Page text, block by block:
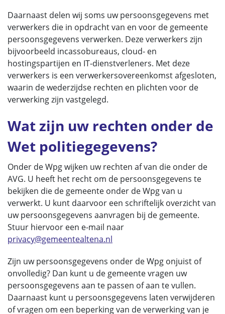
Daarnaast delen wij soms uw persoonsgegevens met
verwerkers die in opdracht van en voor de gemeente
persoonsgegevens verwerken. Deze verwerkers zijn
bijvoorbeeld incassobureaus, cloud- en
hostingspartijen en IT-dienstverleners. Met deze
verwerkers is een verwerkersovereenkomst afgesloten,
waarin de wederzijdse rechten en plichten voor de
verwerking zijn vastgelegd.
Wat zijn uw rechten onder de
Wet politiegegevens?
Onder de Wpg wijken uw rechten af van die onder de
AVG. U heeft het recht om de persoonsgegevens te
bekijken die de gemeente onder de Wpg van u
verwerkt. U kunt daarvoor een schriftelijk overzicht van
uw persoonsgegevens aanvragen bij de gemeente.
Stuur hiervoor een e-mail naar
privacy@gemeentealtena.nl
Zijn uw persoonsgegevens onder de Wpg onjuist of
onvolledig? Dan kunt u de gemeente vragen uw
persoonsgegevens aan te passen of aan te vullen.
Daarnaast kunt u persoonsgegevens laten verwijderen
of vragen om een beperking van de verwerking van je